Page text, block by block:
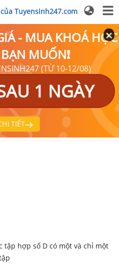
Tuyensinh247.com
- MUA KHOÁ HỌC
MUỐN❗
(TỪ 10-12/08)
1 NGÀY
TIẾT
tập hợp số D có một và chỉ một